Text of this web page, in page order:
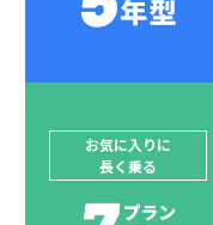
クレジ
ジョイカルジャパ
他にはないサービ
イント運用も！
お気に入りに
長く乗る